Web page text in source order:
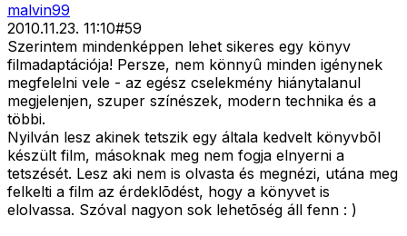
malvin99
2010.11.23. 11:10#59
Szerintem mindenképpen lehet sikeres egy könyv
filmadaptációja! Persze, nem könnyû minden igénynek
megfelelni vele - az egész cselekmény hiánytalanul
megjelenjen, szuper színészek, modern technika és a
többi.
Nyilván lesz akinek tetszik egy általa kedvelt könyvbõl
készült film, másoknak meg nem fogja elnyerni a
tetszését. Lesz aki nem is olvasta és megnézi, utána meg
felkelti a film az érdeklõdést, hogy a könyvet is
elolvassa. Szóval nagyon sok lehetõség áll fenn : )